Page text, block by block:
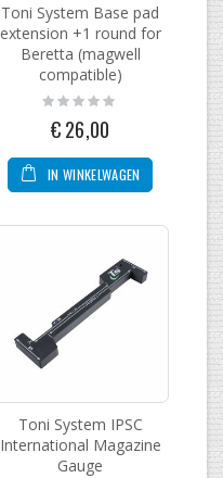
Toni System Base pad
extension +1 round for
Beretta (magwell
compatible)
Rating:
0%
€ 26,00
IN WINKELWAGEN
Toni System IPSC
International Magazine
Gauge